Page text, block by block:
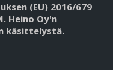
(EU) 2016/679
Heino Oy'n
käsittelystä.